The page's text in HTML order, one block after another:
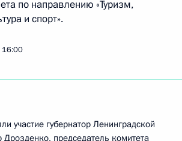
по направлению «Туризм,
и спорт».
16:00
участие губернатор Ленинградской
Дрозденко, председатель комитета